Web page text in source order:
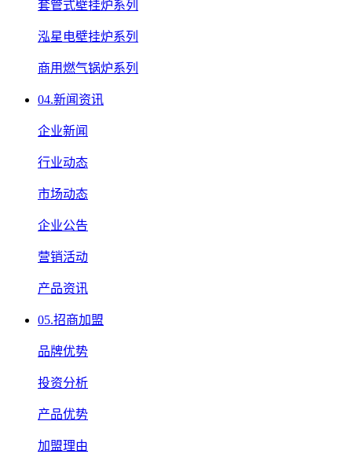
套管式壁挂炉系列
泓星电壁挂炉系列
商用燃气锅炉系列
04.新闻资讯
企业新闻
行业动态
市场动态
企业公告
营销活动
产品资讯
05.招商加盟
品牌优势
投资分析
产品优势
加盟理由